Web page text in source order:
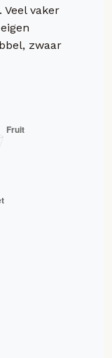
Veel vaker
zwaar